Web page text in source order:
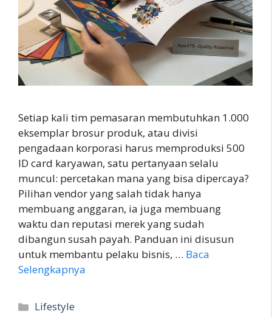
Setiap kali tim pemasaran membutuhkan 1.000
eksemplar brosur produk, atau divisi
pengadaan korporasi harus memproduksi 500
ID card karyawan, satu pertanyaan selalu
muncul: percetakan mana yang bisa dipercaya?
Pilihan vendor yang salah tidak hanya
membuang anggaran, ia juga membuang
waktu dan reputasi merek yang sudah
dibangun susah payah. Panduan ini disusun
untuk membantu pelaku bisnis, … Baca
Selengkapnya
Kategori
Lifestyle